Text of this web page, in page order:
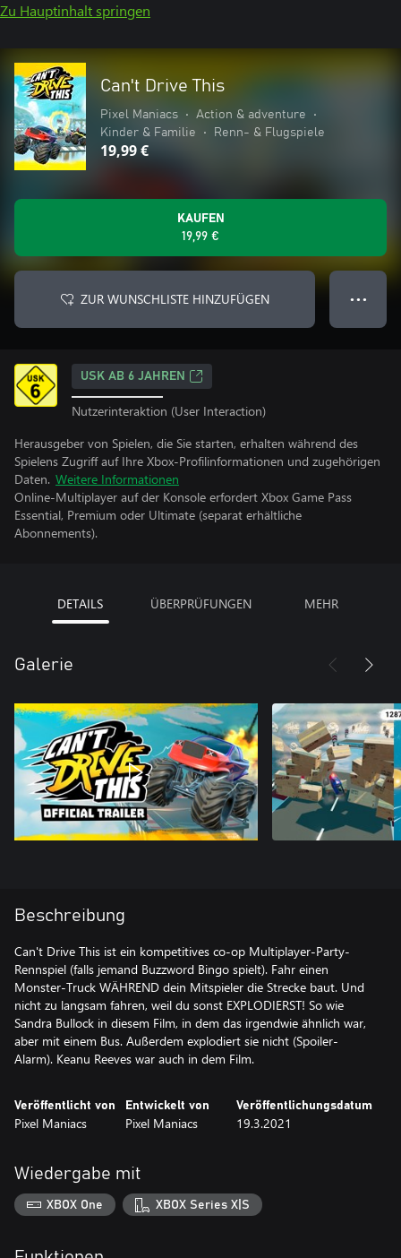
Zu Hauptinhalt springen
Can't Drive This
Pixel Maniacs • Action & adventure
•
Kinder & Familie
• Renn- & Flugspiele
19,99 €
KAUFEN
19,99 €
ZUR WUNSCHLISTE HINZUFÜGEN ● ● ●
USK AB 6 JAHREN
Nutzerinteraktion (User Interaction)
Herausgeber von Spielen, die Sie starten, erhalten während des
Spielens Zugriff auf Ihre Xbox-Profilinformationen und zugehörigen
Daten. Weitere Informationen
Online-Multiplayer auf der Konsole erfordert Xbox Game Pass
Essential, Premium oder Ultimate (separat erhältliche
Abonnements).
DETAILS ÜBERPRÜFUNGEN MEHR
Galerie
Beschreibung
Can't Drive This ist ein kompetitives co-op Multiplayer-Party-
Rennspiel (falls jemand Buzzword Bingo spielt). Fahr einen
Monster-Truck WÄHREND dein Mitspieler die Strecke baut. Und
nicht zu langsam fahren, weil du sonst EXPLODIERST! So wie
Sandra Bullock in diesem Film, in dem das irgendwie ähnlich war,
aber mit einem Bus. Außerdem explodiert sie nicht (Spoiler-
Alarm). Keanu Reeves war auch in dem Film.
Veröffentlicht von
Pixel Maniacs
Entwickelt von
Pixel Maniacs
Veröffentlichungsdatum
19.3.2021
Wiedergabe mit
XBOX One XBOX Series X|S